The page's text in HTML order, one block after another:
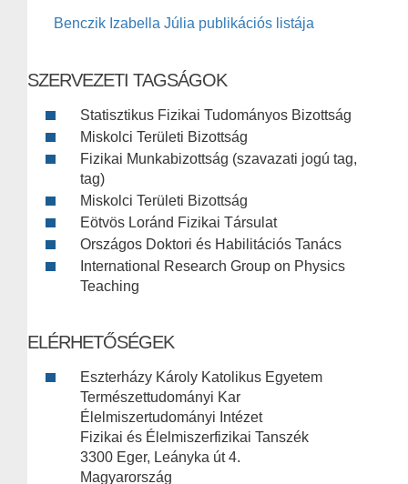
Benczik Izabella Júlia publikációs listája
SZERVEZETI TAGSÁGOK
Statisztikus Fizikai Tudományos Bizottság
Miskolci Területi Bizottság
Fizikai Munkabizottság (szavazati jogú tag,
tag)
Miskolci Területi Bizottság
Eötvös Loránd Fizikai Társulat
Országos Doktori és Habilitációs Tanács
International Research Group on Physics
Teaching
ELÉRHETŐSÉGEK
Eszterházy Károly Katolikus Egyetem
Természettudományi Kar
Élelmiszertudományi Intézet
Fizikai és Élelmiszerfizikai Tanszék
3300 Eger, Leányka út 4.
Magyarország